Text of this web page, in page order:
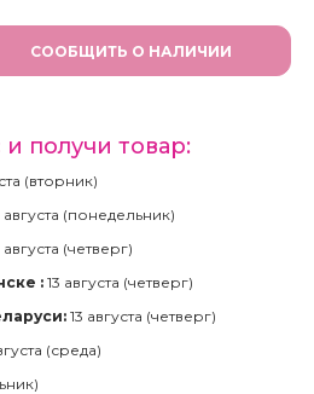
СООБЩИТЬ О НАЛИЧИИ
получи товар:
(вторник)
августа (понедельник)
августа (четверг)
: 13 августа (четверг)
13 августа (четверг)
(среда)